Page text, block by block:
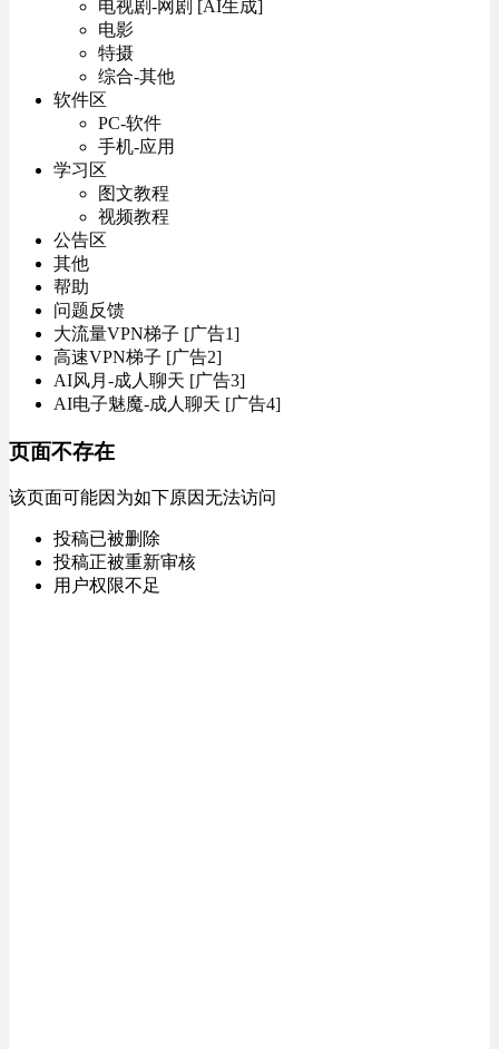
电视剧-网剧 [AI生成]
电影
特摄
综合-其他
软件区
PC-软件
手机-应用
学习区
图文教程
视频教程
公告区
其他
帮助
问题反馈
大流量VPN梯子 [广告1]
高速VPN梯子 [广告2]
AI风月-成人聊天 [广告3]
AI电子魅魔-成人聊天 [广告4]
页面不存在
该页面可能因为如下原因无法访问
投稿已被删除
投稿正被重新审核
用户权限不足